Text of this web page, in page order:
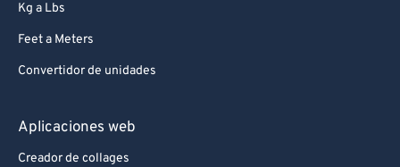
Kg a Lbs
Feet a Meters
Convertidor de unidades
Aplicaciones web
Creador de collages